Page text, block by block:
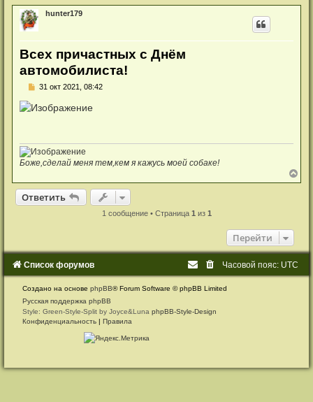
hunter179
Всех причастных с Днём
автомобилиста!
Н
п
р
т
н
о
е
с
е
и
е
31 окт 2021, 08:42
Боже,сделай меня тем,кем я кажусь моей собаке!
е
я
а
Ответить
Ответить
1 сообщение • Страница 1 из 1
Перейти
Список форумов Часовой пояс: UTC
Создано на основеphpBB® Forum Software © phpBB Limited
Русская поддержка phpBB
Style: Green-Style-Split by Joyce&LunaphpBB-Style-Design
Конфиденциальность |Правила